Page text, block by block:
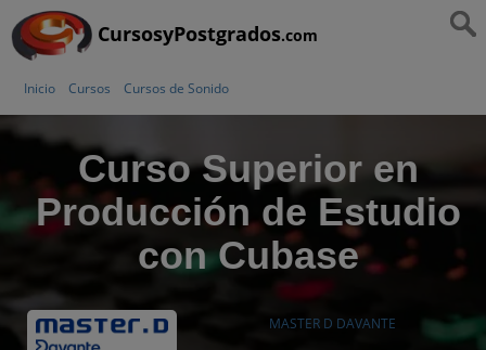
CursosyPostgrados.com
Inicio Cursos Cursos de Sonido
Curso Superior en
Producción de Estudio
con Cubase
MASTER D DAVANTE